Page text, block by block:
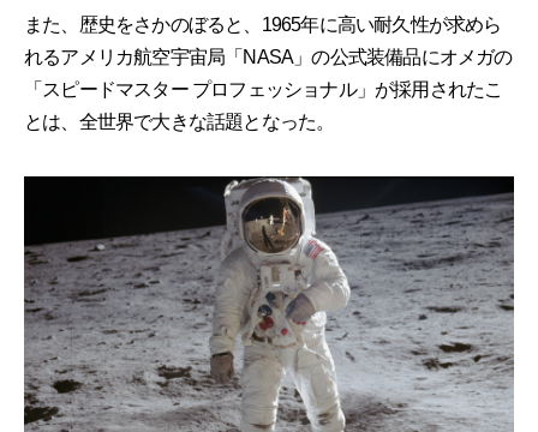
また、歴史をさかのぼると、1965年に高い耐久性が求めら
れるアメリカ航空宇宙局「NASA」の公式装備品にオメガの
「スピードマスター プロフェッショナル」が採用されたこ
とは、全世界で大きな話題となった。